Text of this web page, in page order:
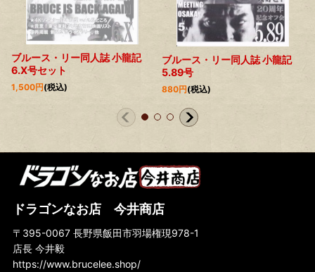
ブルース・リー同人誌 小龍記
6.X号セット
1,500円(税込)
ブルース・リー同人誌 小龍記
5.89号
880円(税込)
ドラゴンなお店 今井商店
〒395-0067 長野県飯田市羽場権現978-1
店長 今井毅
https://www.brucelee.shop/